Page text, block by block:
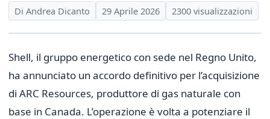
Di Andrea Dicanto 29 Aprile 2026 2300 visualizzazioni
Shell, il gruppo energetico con sede nel Regno Unito,
ha annunciato un accordo definitivo per l’acquisizione
di ARC Resources, produttore di gas naturale con
base in Canada. L’operazione è volta a potenziare il